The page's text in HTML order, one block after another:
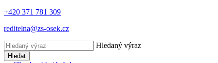
+420 371 781 309
reditelna@zs-osek.cz
Hledaný výraz
Hledat